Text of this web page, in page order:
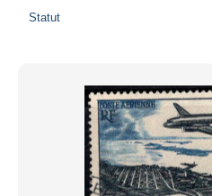
Statut